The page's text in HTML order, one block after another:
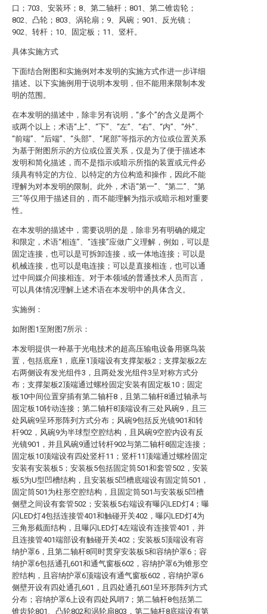
口；703、安装环；8、第二轴杆；801、第二锥齿轮；
802、凸轮；803、涡轮扇；9、风碗；901、反光镜；
902、转杆；10、固定板；11、竖杆。
具体实施方式
下面结合附图和实施例对本发明的实施方式作进一步详细
描述。以下实施例用于说明本发明，但不能用来限制本发
明的范围。
在本发明的描述中，除非另有说明，“多个”的含义是两个
或两个以上；术语“上”、“下”、“左”、“右”、“内”、“外”、
“前端”、“后端”、“头部”、“尾部”等指示的方位或位置关系
为基于附图所示的方位或位置关系，仅是为了便于描述本
发明和简化描述，而不是指示或暗示所指的装置或元件必
须具有特定的方位、以特定的方位构造和操作，因此不能
理解为对本发明的限制。此外，术语“第一”、“第二”、“第
三”等仅用于描述目的，而不能理解为指示或暗示相对重要
性。
在本发明的描述中，需要说明的是，除非另有明确的规定
和限定，术语“相连”、“连接”应做广义理解，例如，可以是
固定连接，也可以是可拆卸连接，或一体地连接；可以是
机械连接，也可以是电连接；可以是直接相连，也可以通
过中间媒介间接相连。对于本领域的普通技术人员而言，
可以具体情况理解上述术语在本发明中的具体含义。
实施例：
如附图1至附图7所示：
本发明提供一种基于光电技术的超高压输电设备用驱鸟装
置，包括底座1，底座1顶端设有支撑架板2；支撑架板2左
右两侧设有发光组件3，且两处发光组件3呈对称方式分
布；支撑架板2顶端通过螺栓固定安装有固定板10；固定
板10中间位置穿插有第二轴杆8，且第二轴杆8通过轴承与
固定板10转动连接；第二轴杆8顶端设有三处风碗9，且三
处风碗9呈环形阵列方式分布；风碗9包括反光镜901和转
杆902，风碗9为半球型空腔结构，且风碗9空腔内设有反
光镜901，并且风碗9通过转杆902与第二轴杆8固定连接；
固定板10顶端设有四处竖杆11；竖杆11顶端通过螺栓固定
安装有安装板5；安装板5包括固定筒501和套管502，安装
板5为U型凹槽结构，且安装板5凹槽底端设有固定筒501，
固定筒501为柱形空腔结构，且固定筒501与安装板5凹槽
侧壁之间设有套管502；安装板5右端设有曝闪LED灯4；曝
闪LED灯4包括连接管401和触碰开关402，曝闪LED灯4为
三角形截面结构，且曝闪LED灯4左端设有连接管401，并
且连接管401端部设有触碰开关402；安装板5顶端设有容
纳护罩6，且第二轴杆8同时贯穿安装板5和容纳护罩6；容
纳护罩6包括通孔601和通气窗板602，容纳护罩6为锥形空
腔结构，且容纳护罩6顶端设有通气窗板602，容纳护罩6
侧壁开设有四处通孔601，且四处通孔601呈环形阵列方式
分布；容纳护罩6上设有四处风哨7；第二轴杆8包括第二
锥齿轮801、凸轮802和涡轮扇803，第二轴杆8底端设有第